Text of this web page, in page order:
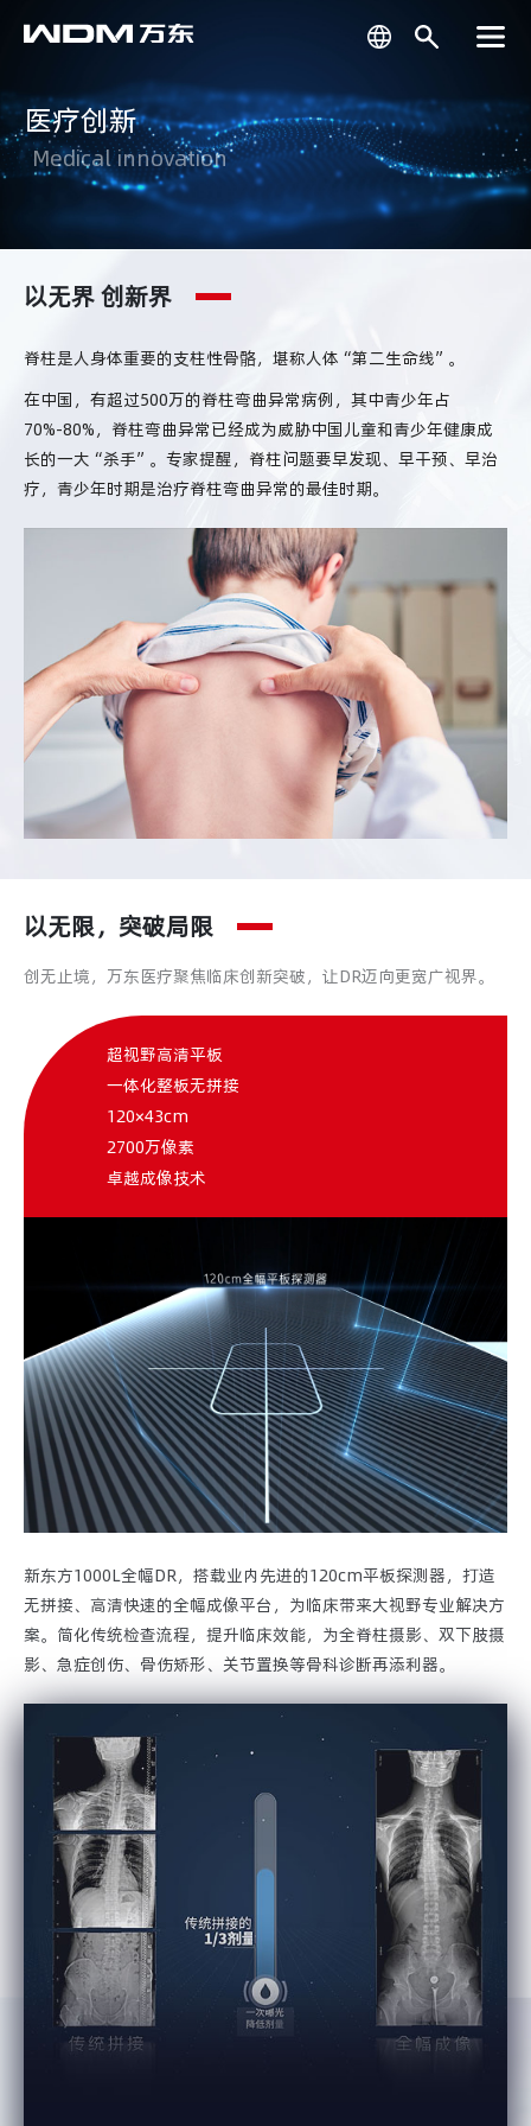
医疗创新
Medical innovation
以无界 创新界
脊柱是人身体重要的支柱性骨骼，堪称人体“第二生命线”。
在中国，有超过500万的脊柱弯曲异常病例，其中青少年占
70%-80%，脊柱弯曲异常已经成为威胁中国儿童和青少年健康成
长的一大“杀手”。专家提醒，脊柱问题要早发现、早干预、早治
疗，青少年时期是治疗脊柱弯曲异常的最佳时期。
以无限，突破局限
创无止境，万东医疗聚焦临床创新突破，让DR迈向更宽广视界。
超视野高清平板
一体化整板无拼接
120×43cm
2700万像素
卓越成像技术
新东方1000L全幅DR，搭载业内先进的120cm平板探测器，打造
无拼接、高清快速的全幅成像平台，为临床带来大视野专业解决方
案。简化传统检查流程，提升临床效能，为全脊柱摄影、双下肢摄
影、急症创伤、骨伤矫形、关节置换等骨科诊断再添利器。